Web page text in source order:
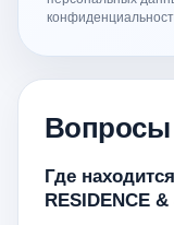
Где
RESIDENCE &